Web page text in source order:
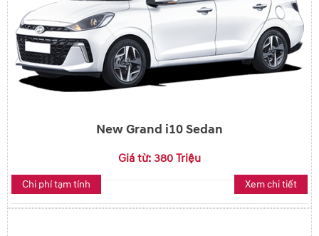
New Grand i10 Sedan
Giá từ: 380 Triệu
Chi phí tạm tính Xem chi tiết